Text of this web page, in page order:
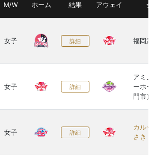
M/W ホーム 結果 アウェイ 会
女子 詳細 福岡武
女子 詳細
アミノ
ーホー
門市）
女子 詳細
カルッ
さき